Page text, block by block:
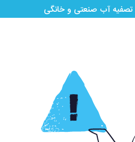
تصفیه آب صنعتی و خانگی